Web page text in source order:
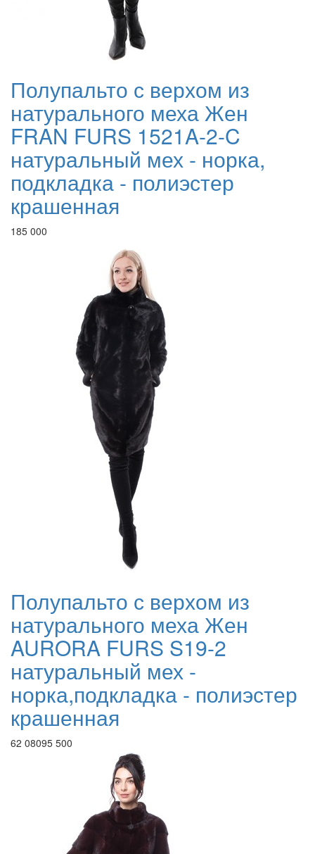
Полупальто с верхом из
натурального меха Жен
FRAN FURS 1521A-2-C
натуральный мех - норка,
подкладка - полиэстер
крашенная
185 000
Полупальто с верхом из
натурального меха Жен
AURORA FURS S19-2
натуральный мех -
норка,подкладка - полиэстер
крашенная
62 08095 500